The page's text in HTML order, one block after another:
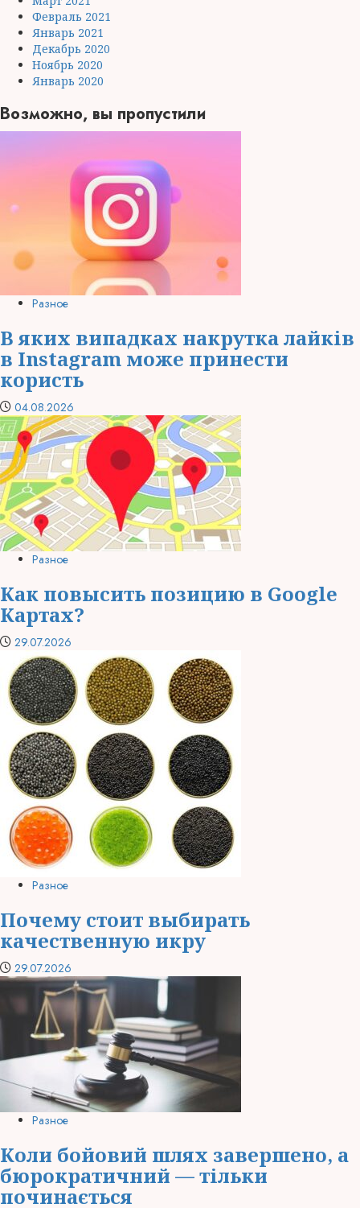
Февраль 2021
Январь 2021
Декабрь 2020
Ноябрь 2020
Январь 2020
Возможно, вы пропустили
Разное
В яких випадках накрутка лайків
в Instagram може принести
користь
04.08.2026
Разное
Как повысить позицию в Google
Картах?
29.07.2026
Разное
Почему стоит выбирать
качественную икру
29.07.2026
Разное
Коли бойовий шлях завершено, а
бюрократичний — тільки
починається